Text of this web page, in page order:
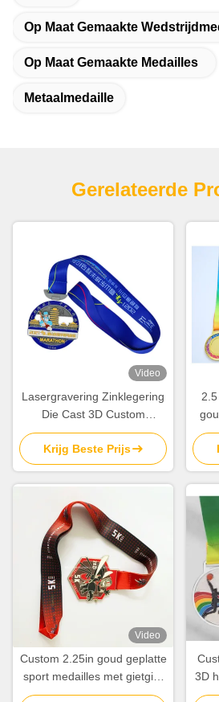
Op Maat Gemaakte
Op Maat Gemaakte Medailles
Metaalmedaille
Gerelateerde
Video
Lasergravering Zinklegering
Die Cast 3D Custom
medailles voor prijzen en
erkenning
Krijg Beste Prijs
Video
Custom 2.25in goud geplatte
sport medailles met gietgiet
3D ontwerp in zink legering
3D